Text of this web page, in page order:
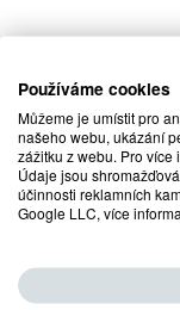
Používáme cookies
Můžeme je umístit pro
našeho webu, ukázání
zážitku z webu. Pro
Údaje jsou
účinnosti reklamních
Google LLC, více